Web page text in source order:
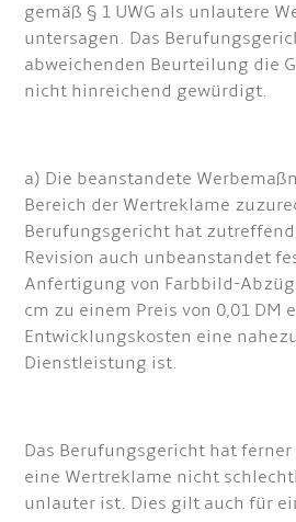
gemäß § 1 UWG als unlautere
untersagen. Das
abweichenden Beurteilung die
nicht hinreichend gewürdigt.
a) Die beanstandete
Bereich der Wertreklame
Berufungsgericht hat
Revision auch unbeanstandet
Anfertigung von Farbbild-
cm zu einem Preis von 0,01 DM
Entwicklungskosten eine
Dienstleistung ist.
Das Berufungsgericht hat
eine Wertreklame nicht
unlauter ist. Dies gilt auch für